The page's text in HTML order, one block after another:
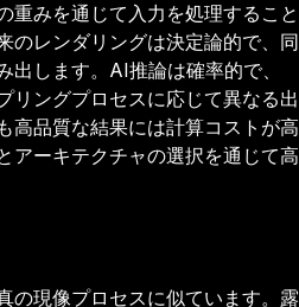
重みを通じて入力を処理すること
のレンダリングは決定論的で、同
出します。AI推論は確率的で、
リングプロセスに応じて異なる出
高品質な結果には計算コストが高
アーキテクチャの選択を通じて高
の現像プロセスに似ています。露